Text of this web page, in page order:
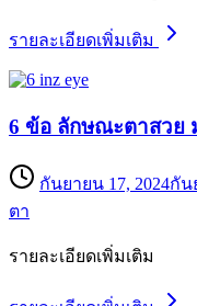
รายละเอียดเพิ่มเติม
6 ข้อ ลักษณะตาสวย
กันยายน 17, 2024กัน
ตา
รายละเอียดเพิ่มเติม